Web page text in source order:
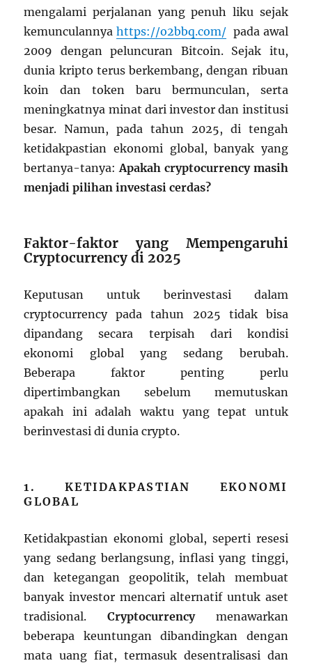
mengalami perjalanan yang penuh liku sejak
kemunculannyahttps://o2bbq.com/ pada awal
2009 dengan peluncuran Bitcoin. Sejak itu,
dunia kripto terus berkembang, dengan ribuan
koin dan token baru bermunculan, serta
meningkatnya minat dari investor dan institusi
besar. Namun, pada tahun 2025, di tengah
ketidakpastian ekonomi global, banyak yang
bertanya-tanya:Apakah cryptocurrency masih
menjadi pilihan investasi cerdas?
Faktor-faktor yang Mempengaruhi
Cryptocurrency di 2025
Keputusan untuk berinvestasi dalam
cryptocurrency pada tahun 2025 tidak bisa
dipandang secara terpisah dari kondisi
ekonomi global yang sedang berubah.
Beberapa faktor penting perlu
dipertimbangkan sebelum memutuskan
apakah ini adalah waktu yang tepat untuk
berinvestasi di dunia crypto.
1. KETIDAKPASTIAN EKONOMI
GLOBAL
Ketidakpastian ekonomi global, seperti resesi
yang sedang berlangsung, inflasi yang tinggi,
dan ketegangan geopolitik, telah membuat
banyak investor mencari alternatif untuk aset
tradisional. Cryptocurrencymenawarkan
beberapa keuntungan dibandingkan dengan
mata uang fiat, termasuk desentralisasi dan